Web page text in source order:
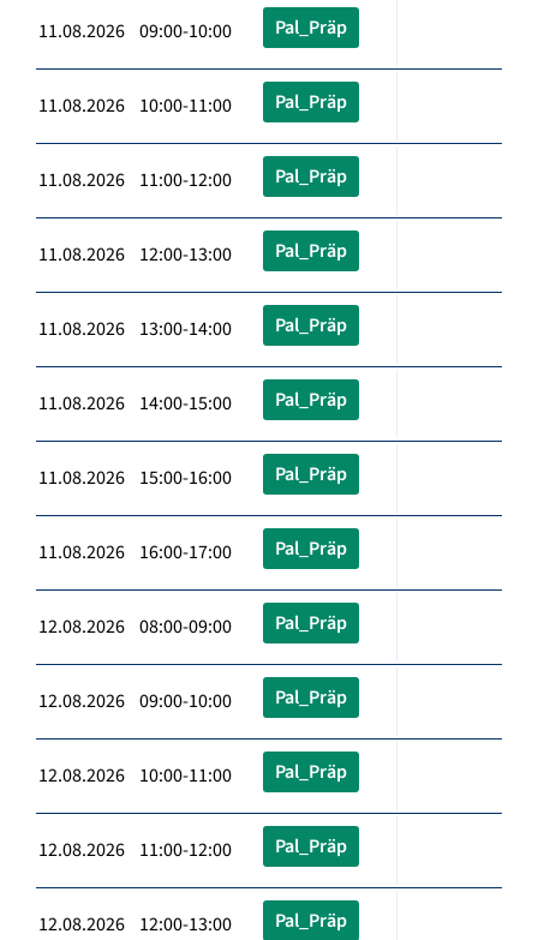
11.08.2026 09:00-10:00 Pal_Präp
11.08.2026 10:00-11:00 Pal_Präp
11.08.2026 11:00-12:00 Pal_Präp
11.08.2026 12:00-13:00 Pal_Präp
11.08.2026 13:00-14:00 Pal_Präp
11.08.2026 14:00-15:00 Pal_Präp
11.08.2026 15:00-16:00 Pal_Präp
11.08.2026 16:00-17:00 Pal_Präp
12.08.2026 08:00-09:00 Pal_Präp
12.08.2026 09:00-10:00 Pal_Präp
12.08.2026 10:00-11:00 Pal_Präp
12.08.2026 11:00-12:00 Pal_Präp
12.08.2026 12:00-13:00 Pal_Präp